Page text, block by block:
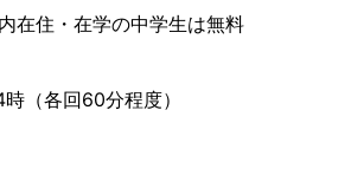
在住・在学の中学生は無料
（各回60分程度）